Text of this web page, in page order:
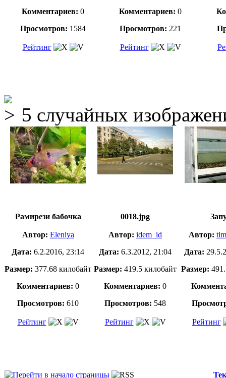
Комментариев: 0
Просмотров: 1584
Рейтинг
Комментариев: 0
Просмотров: 221
Рейтинг
5 случайных
Рамирези бабочка
Автор: Eleniya
Дата: 6.2.2016, 23:14
Размер: 377.68 килобайт
Комментариев: 0
Просмотров: 610
Рейтинг
0018.jpg
Автор: idem_id
Дата: 6.3.2012, 21:04
Размер: 419.5 килобайт
Комментариев: 0
Просмотров: 548
Рейтинг
Автор:
Дата:
Размер:
Рейтинг